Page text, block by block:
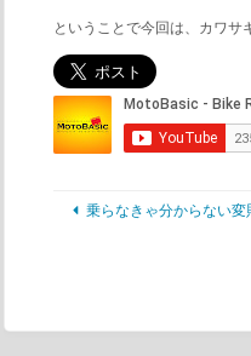
ということで今回は、カワサ
乗らなきゃ分からない